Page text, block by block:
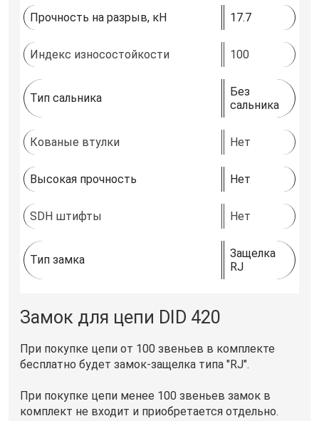
Прочность на разрыв, кН 17.7
Индекс износостойкости 100
Тип сальника
Без
сальника
Кованые втулки Нет
Высокая прочность Нет
SDH штифты Нет
Тип замка
Защелка
RJ
Замок для цепи DID 420
При покупке цепи от 100 звеньев в комплекте
бесплатно будет замок-защелка типа "RJ".
При покупке цепи менее 100 звеньев замок в
комплект не входит и приобретается отдельно.